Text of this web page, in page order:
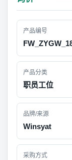
产品编号
产品分类
职员工位
品牌/来源
Winsyat
采购方式